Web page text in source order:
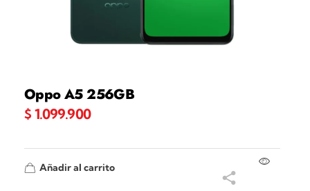
Oppo A5 256GB
$ 1.099.900
Añadir al carrito